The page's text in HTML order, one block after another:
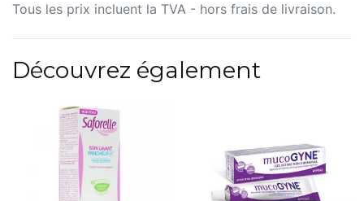
Tous les prix incluent la TVA - hors frais de livraison.
Découvrez également